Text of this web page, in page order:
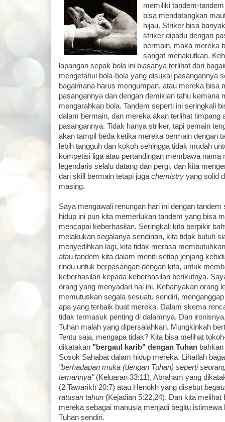
memiliki tandem-
bisa mendatangkan
hijau. Striker bisa
striker dipadu dengan
bermain, maka mereka
sangat menakutkan.
lapangan sepak bola ini biasanya terlihat dari
mengetahui bola-bola yang disukai pasangannya
bagaimana harus mengumpan, atau mereka bisa
pasangannya dan dengan demikian tahu kemana
mengarahkan bola. Tandem seperti ini seringkali
dalam bermain, dan mereka akan terlihat timpang
pasangannya. Tidak hanya striker, tapi pemain
akan tampil beda ketika mereka bermain dengan
lebih tangguh dan kokoh sehingga tidak mudah
kompetisi liga atau pertandingan membawa nama
legendaris selalu datang dan pergi, dan kita
dari skill bermain tetapi juga chemistry yang solid
masing.
Saya mengawali renungan hari ini dengan
hidup ini pun kita memerlukan tandem yang bisa
mencapai keberhasilan. Seringkali kita berpikir
melakukan segalanya sendirian, kita tidak butuh
menyedihkan lagi, kita tidak merasa
atau tandem kita dalam meniti setiap jenjang
rindu untuk berpasangan dengan kita, untuk
keberhasilan kepada keberhasilan berikutnya.
orang yang menyadari hal ini. Kebanyakan orang
memutuskan segala sesuatu sendiri,
apa yang terbaik buat mereka. Dalam skema
tidak termasuk penting di dalamnya. Dan
Tuhan malah yang dipersalahkan. Mungkinkah
Tentu saja, mengapa tidak? Kita bisa melihat
dikatakan "bergaul karib" dengan Tuhan
Sosok Sahabat dalam hidup mereka. Lihatlah
"berhadapan muka (dengan Tuhan) seperti
temannya"(Keluaran 33:11), Abraham yang
(2 Tawarikh 20:7) atau Henokh yang disebut
ratusan tahun (Kejadian 5:22,24). Dan kita melihat
mereka sebagai manusia menjadi begitu
Tuhan sendiri.